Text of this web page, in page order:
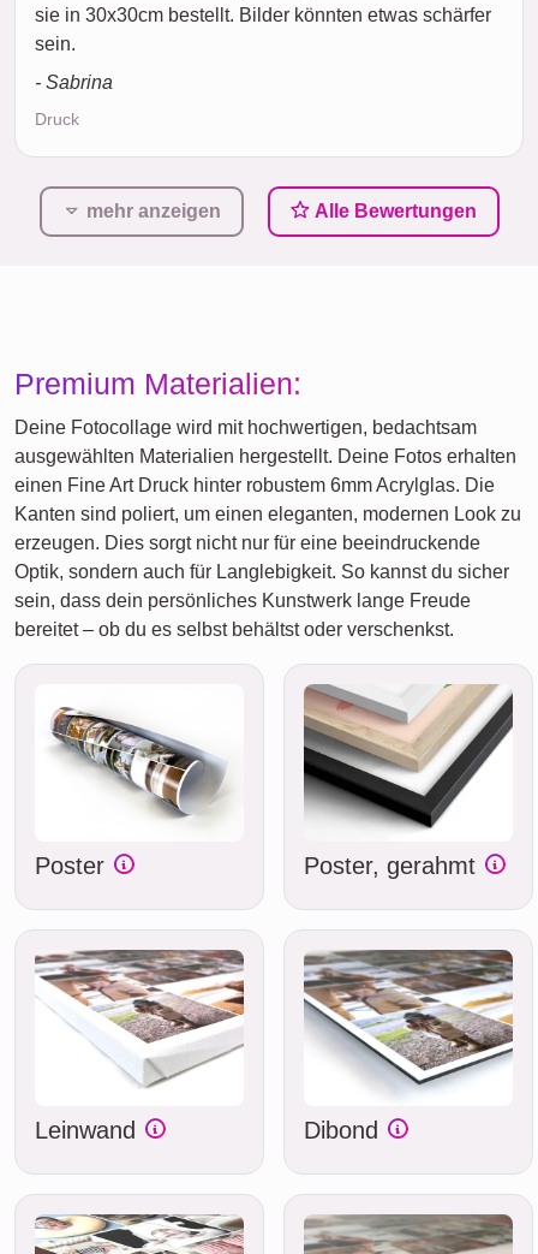
sie in 30x30cm bestellt. Bilder könnten etwas schärfer
sein.
- Sabrina
Druck
mehr anzeigen Alle Bewertungen
Premium Materialien:
Deine Fotocollage wird mit hochwertigen, bedachtsam
ausgewählten Materialien hergestellt. Deine Fotos erhalten
einen Fine Art Druck hinter robustem 6mm Acrylglas. Die
Kanten sind poliert, um einen eleganten, modernen Look zu
erzeugen. Dies sorgt nicht nur für eine beeindruckende
Optik, sondern auch für Langlebigkeit. So kannst du sicher
sein, dass dein persönliches Kunstwerk lange Freude
bereitet – ob du es selbst behältst oder verschenkst.
Poster Poster, gerahmt
Leinwand Dibond